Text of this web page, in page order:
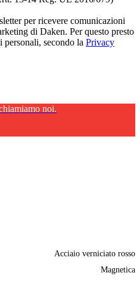
per ricevere comunicazioni
di Daken. Per questo presto
personali, secondo la Privacy
noi.
Acciaio verniciato rosso
Magnetica